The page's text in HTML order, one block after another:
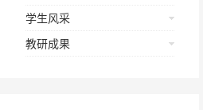
学生风采
教研成果